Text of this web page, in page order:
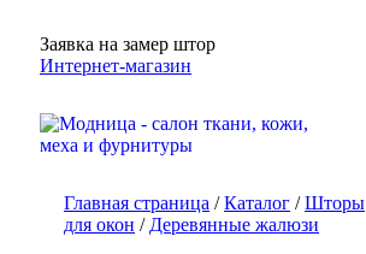
Заявка на замер штор
Интернет-магазин
Главная страница /Каталог /Шторы
для окон / Деревянные жалюзи